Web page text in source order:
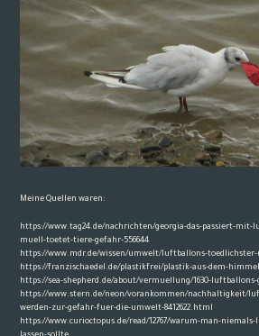
Meine Quellen waren:
https://www.tag24.de/nachrichten/georgia-das-passiert-mit-
muell-toetet-tiere-gefahr-556644
https://www.mdr.de/wissen/umwelt/luftballons-
https://franzischaedel.de/plastikfrei/plastik-aus-dem-
https://sea-shepherd.de/about/vermuellung/1630-
https://www.stern.de/neon/vorankommen/nachhaltigkeit/
werden-zur-gefahr-fuer-die-umwelt-8412622.html
https://www.curioctopus.de/read/12767/warum-man-